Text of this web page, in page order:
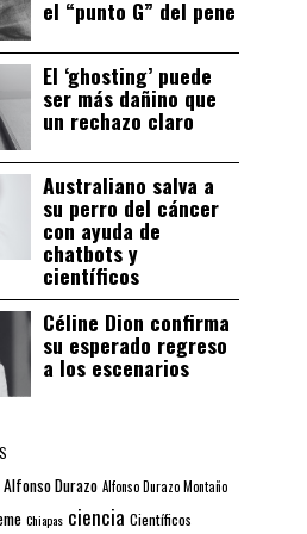
el “punto G” del pene
El ‘ghosting’ puede
ser más dañino que
un rechazo claro
Australiano salva a
su perro del cáncer
con ayuda de
chatbots y
científicos
Céline Dion confirma
su esperado regreso
a los escenarios
Alfonso Durazo Alfonso Durazo Montaño
Chiapas ciencia Científicos